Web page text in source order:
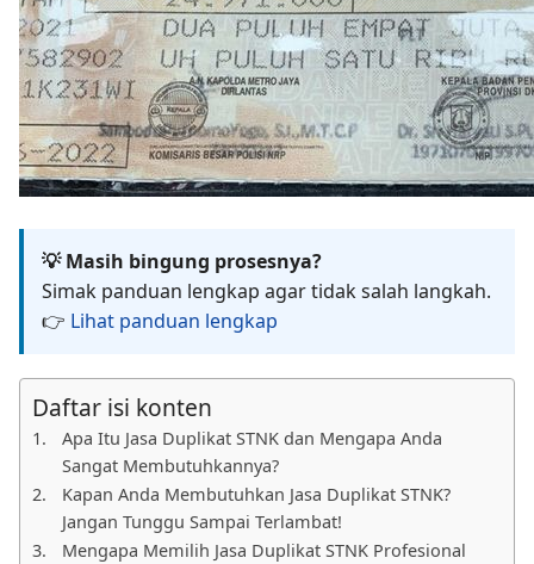
💡 Masih bingung prosesnya?
Simak panduan lengkap agar tidak salah langkah.
👉 Lihat panduan lengkap
Daftar isi konten
Apa Itu Jasa Duplikat STNK dan Mengapa Anda
Sangat Membutuhkannya?
Kapan Anda Membutuhkan Jasa Duplikat STNK?
Jangan Tunggu Sampai Terlambat!
Mengapa Memilih Jasa Duplikat STNK Profesional